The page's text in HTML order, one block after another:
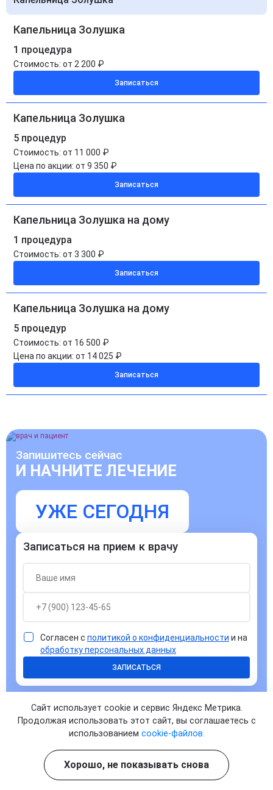
Капельница Золушка
1 процедура
Стоимость: от 2 200 ₽
Записаться
Капельница Золушка
5 процедур
Стоимость: от 11 000 ₽
Цена по акции: от 9 350 ₽
Записаться
Капельница Золушка на дому
1 процедура
Стоимость: от 3 300 ₽
Записаться
Капельница Золушка на дому
5 процедур
Стоимость: от 16 500 ₽
Цена по акции: от 14 025 ₽
Записаться
Запишитесь сейчас
И НАЧНИТЕ ЛЕЧЕНИЕ
УЖЕ СЕГОДНЯ
Записаться на прием к врачу
Согласен с политикой о конфиденциальности и на
обработку персональных данных
ЗАПИСАТЬСЯ
Ответы на часто задаваемые
вопросы
Сайт использует cookie и сервис Яндекс Метрика.
Продолжая использовать этот сайт, вы соглашаетесь с
использованием cookie-файлов.
Хорошо, не показывать снова